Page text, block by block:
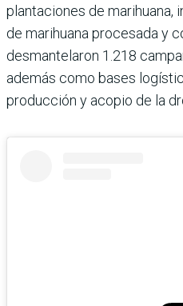
plantaciones de marihuana,
de marihuana procesada y
desmantelaron 1.218
además como bases
producción y acopio de la